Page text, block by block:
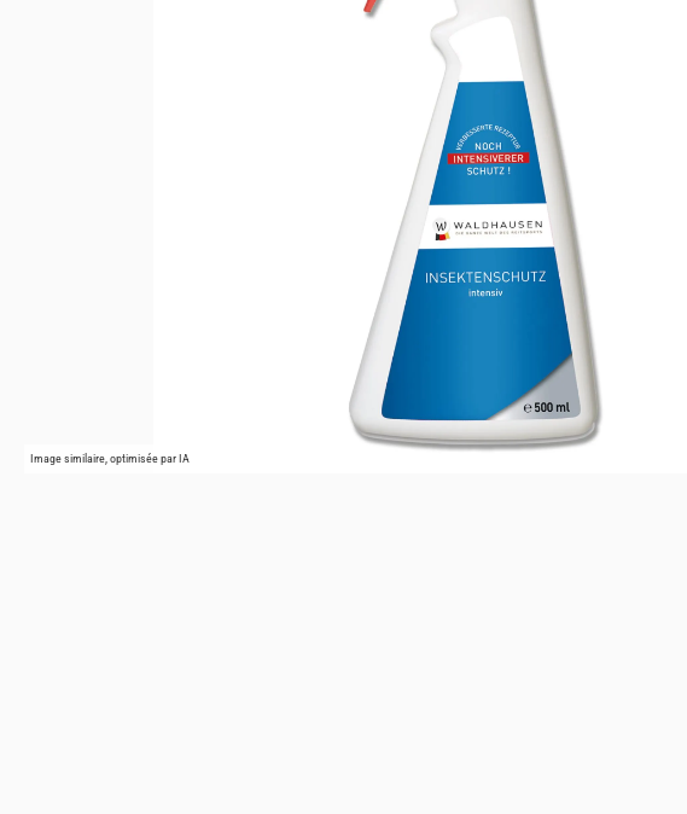
Image similaire, optimisée par IA